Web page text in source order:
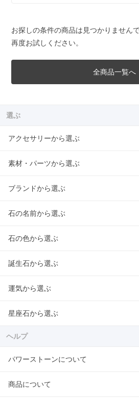
お探しの条件の商品は見つかりません
再度お試しください。
全商品一覧へ
選ぶ
アクセサリーから選ぶ
素材・パーツから選ぶ
ブランドから選ぶ
石の名前から選ぶ
石の色から選ぶ
誕生石から選ぶ
運気から選ぶ
星座石から選ぶ
ヘルプ
パワーストーンについて
商品について